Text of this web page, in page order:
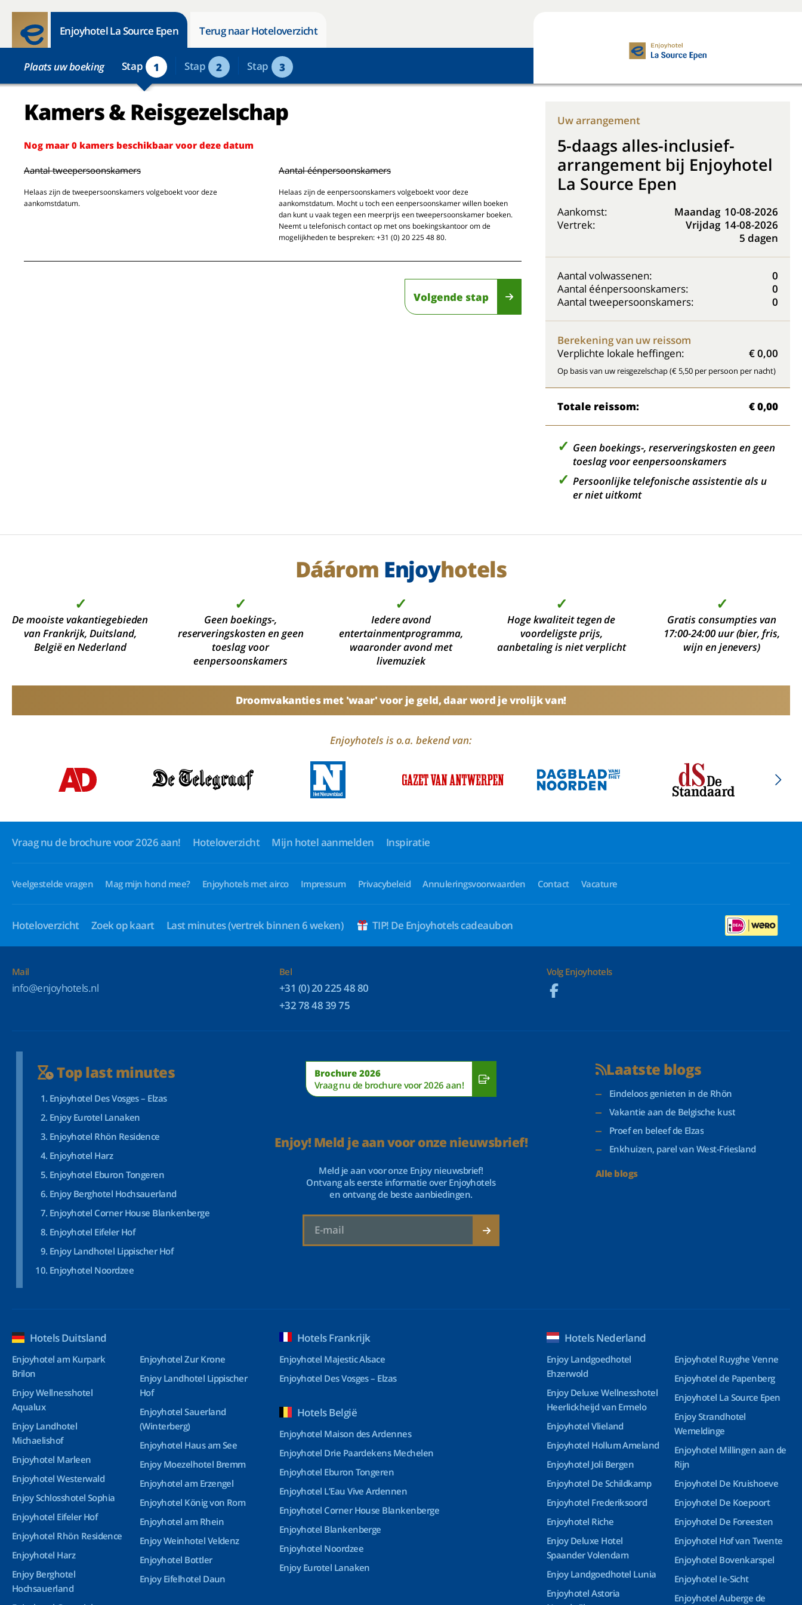
Enjoyhotel La Source Epen Terug naar Hoteloverzicht
Plaats uw boeking Stap 1 Stap 2 Stap 3
Kamers & Reisgezelschap
Nog maar 0 kamers beschikbaar voor deze datum
Aantal tweepersoonskamers
Helaas zijn de tweepersoonskamers volgeboekt voor deze
aankomstdatum.
Aantal éénpersoonskamers
Helaas zijn de eenpersoonskamers volgeboekt voor deze
aankomstdatum. Mocht u toch een eenpersoonskamer willen boeken
dan kunt u vaak tegen een meerprijs een tweepersoonskamer boeken.
Neemt u telefonisch contact op met ons boekingskantoor om de
mogelijkheden te bespreken: +31 (0) 20 225 48 80.
Volgende stap
Uw arrangement
5-daags alles-inclusief-
arrangement bij Enjoyhotel
La Source Epen
Aankomst: Maandag 10-08-2026
Vertrek:
Vrijdag 14-08-2026
5 dagen
Aantal volwassenen:
0
Aantal éénpersoonskamers:
0
Aantal tweepersoonskamers:
0
Berekening van uw reissom
Verplichte lokale heffingen:
€ 0,00
Op basis van uw reisgezelschap (€ 5,50 per persoon per nacht)
Totale reissom: € 0,00
Geen boekings-, reserveringskosten en geen
toeslag voor eenpersoonskamers
Persoonlijke telefonische assistentie als u
er niet uitkomt
Dáárom Enjoyhotels
✓
De mooiste vakantiegebieden
van Frankrijk, Duitsland,
België en Nederland
✓
Geen boekings-,
reserveringskosten en geen
toeslag voor
eenpersoonskamers
✓
Iedere avond
entertainmentprogramma,
waaronder avond met
livemuziek
✓
Hoge kwaliteit tegen de
voordeligste prijs,
aanbetaling is niet verplicht
✓
Gratis consumpties van
17:00-24:00 uur (bier, fris,
wijn en jenevers)
Droomvakanties met 'waar' voor je geld, daar word je vrolijk van!
Enjoyhotels is o.a. bekend van:
Vraag nu de brochure voor 2026 aan! Hoteloverzicht Mijn hotel aanmelden Inspiratie
Veelgestelde vragen Mag mijn hond mee? Enjoyhotels met airco Impressum Privacybeleid Annuleringsvoorwaarden Contact Vacature
Hoteloverzicht Zoek op kaart Last minutes(vertrek binnen 6 weken) TIP! De Enjoyhotels cadeaubon
Mail
info@enjoyhotels.nl
Bel
+31 (0) 20 225 48 80
+32 78 48 39 75
Volg Enjoyhotels
Top last minutes
Enjoyhotel Des Vosges – Elzas
Enjoy Eurotel Lanaken
Enjoyhotel Rhön Residence
Enjoyhotel Harz
Enjoyhotel Eburon Tongeren
Enjoy Berghotel Hochsauerland
Enjoyhotel Corner House Blankenberge
Enjoyhotel Eifeler Hof
Enjoy Landhotel Lippischer Hof
Enjoyhotel Noordzee
Brochure 2026
Vraag nu de brochure voor 2026 aan!
Enjoy! Meld je aan voor onze nieuwsbrief!
Meld je aan voor onze Enjoy nieuwsbrief!
Ontvang als eerste informatie over Enjoyhotels
en ontvang de beste aanbiedingen.
Laatste blogs
Eindeloos genieten in de Rhön
Vakantie aan de Belgische kust
Proef en beleef de Elzas
Enkhuizen, parel van West-Friesland
Alle blogs
Hotels Duitsland
Enjoyhotel am Kurpark
Brilon
Enjoy Wellnesshotel
Aqualux
Enjoy Landhotel
Michaelishof
Enjoyhotel Marleen
Enjoyhotel Westerwald
Enjoy Schlosshotel Sophia
Enjoyhotel Eifeler Hof
Enjoyhotel Rhön Residence
Enjoyhotel Harz
Enjoy Berghotel
Hochsauerland
Enjoyhotel Zur Krone
Enjoy Landhotel Lippischer
Hof
Enjoyhotel Sauerland
(Winterberg)
Enjoyhotel Haus am See
Enjoy Moezelhotel Bremm
Enjoyhotel am Erzengel
Enjoyhotel König von Rom
Enjoyhotel am Rhein
Enjoy Weinhotel Veldenz
Enjoyhotel Bottler
Enjoy Eifelhotel Daun
Hotels Frankrijk
Enjoyhotel Majestic Alsace
Enjoyhotel Des Vosges – Elzas
Hotels België
Enjoyhotel Maison des Ardennes
Enjoyhotel Drie Paardekens Mechelen
Enjoyhotel Eburon Tongeren
Enjoyhotel L’Eau Vive Ardennen
Enjoyhotel Corner House Blankenberge
Enjoyhotel Blankenberge
Enjoyhotel Noordzee
Enjoy Eurotel Lanaken
Hotels Nederland
Enjoy Landgoedhotel
Ehzerwold
Enjoy Deluxe Wellnesshotel
Heerlickheijd van Ermelo
Enjoyhotel Vlieland
Enjoyhotel Hollum Ameland
Enjoyhotel Joli Bergen
Enjoyhotel De Schildkamp
Enjoyhotel Frederiksoord
Enjoyhotel Riche
Enjoy Deluxe Hotel
Spaander Volendam
Enjoy Landgoedhotel Lunia
Enjoyhotel Astoria
Enjoyhotel Ruyghe Venne
Enjoyhotel de Papenberg
Enjoyhotel La Source Epen
Enjoy Strandhotel
Wemeldinge
Enjoyhotel Millingen aan de
Rijn
Enjoyhotel De Kruishoeve
Enjoyhotel De Koepoort
Enjoyhotel De Foreesten
Enjoyhotel Hof van Twente
Enjoyhotel Bovenkarspel
Enjoyhotel Ie-Sicht
Enjoyhotel Auberge de